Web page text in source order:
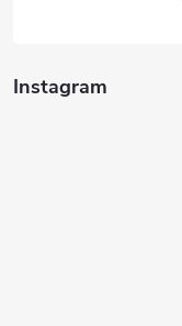
Instagram